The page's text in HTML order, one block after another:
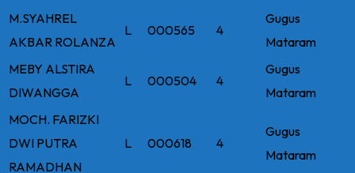
M.SYAHREL
AKBAR ROLANZA
L 000565 4
Gugus
Mataram
MEBY ALSTIRA
DIWANGGA
L 000504 4
Gugus
Mataram
MOCH. FARIZKI
DWI PUTRA
RAMADHAN
L 000618 4
Gugus
Mataram